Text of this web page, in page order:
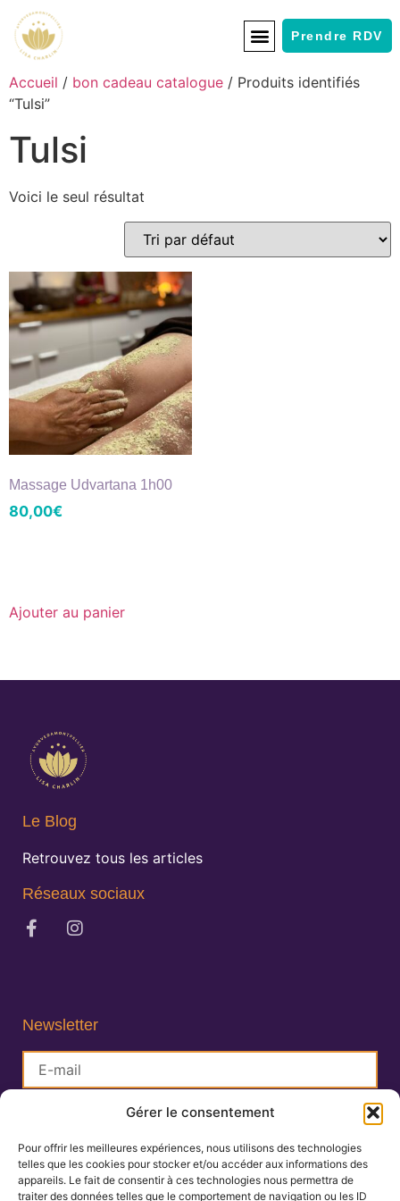
Gérer le consentement
Pour offrir les meilleures expériences, nous utilisons des technologies
telles que les cookies pour stocker et/ou accéder aux informations des
appareils. Le fait de consentir à ces technologies nous permettra de
traiter des données telles que le comportement de navigation ou les ID
Prendre RDV
Accueil / bon cadeau catalogue / Produits identifiés
“Tulsi”
Tulsi
Voici le seul résultat
Massage Udvartana 1h00
80,00€
Ajouter au panier
Le Blog
Retrouvez tous les articles
Réseaux sociaux
Newsletter
S'inscrire
Lisa Charlin
Praticienne en Ayurveda